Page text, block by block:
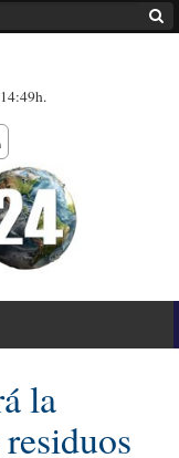
14:49h.
la